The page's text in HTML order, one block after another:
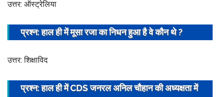
उत्तर: ऑस्ट्रेलिया
प्रश्न: हाल ही में मूसा रजा का निधन हुआ है वे कौन थे ?
उत्तर: शिक्षाविद
प्रश्न: हाल ही में CDS जनरल अनिल चौहान कीअध्यक्षता में